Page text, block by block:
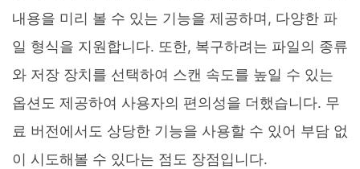
내용을 미리 볼 수 있는 기능을 제공하며, 다양한 파
일 형식을 지원합니다. 또한, 복구하려는 파일의 종류
와 저장 장치를 선택하여 스캔 속도를 높일 수 있는
옵션도 제공하여 사용자의 편의성을 더했습니다. 무
료 버전에서도 상당한 기능을 사용할 수 있어 부담 없
이 시도해볼 수 있다는 점도 장점입니다.